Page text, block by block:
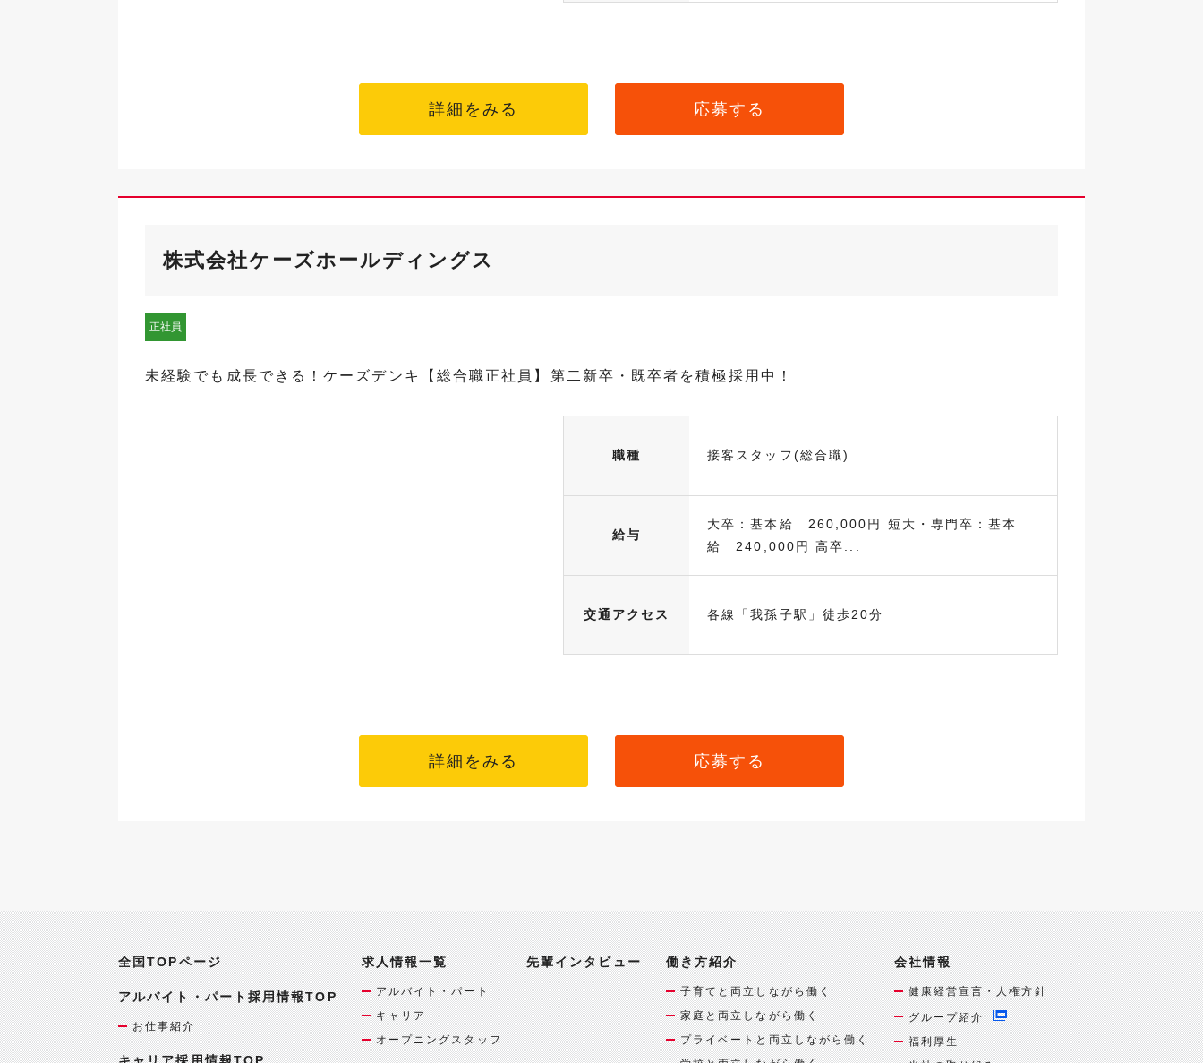
詳細をみる 応募する
株式会社ケーズホールディングス
正社員
未経験でも成長できる！ケーズデンキ【総合職正社員】第二新卒・既卒者を積極採用中！
職種 接客スタッフ(総合職)
給与
大卒：基本給 260,000円 短大・専門卒：基本
給 240,000円 高卒...
交通アクセス 各線「我孫子駅」徒歩20分
詳細をみる 応募する
全国TOPページ
アルバイト・パート採用情報TOP
お仕事紹介
キャリア採用情報TOP
求人情報一覧
アルバイト・パート
キャリア
オープニングスタッフ
先輩インタビュー 働き方紹介
子育てと両立しながら働く
家庭と両立しながら働く
プライベートと両立しながら働く
会社情報
健康経営宣言・人権方針
グループ紹介
福利厚生